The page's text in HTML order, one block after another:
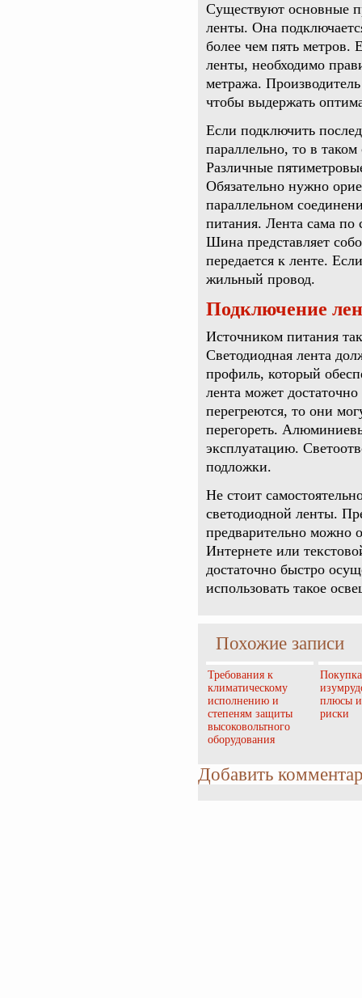
Существуют основные
ленты. Она
более чем пять метров.
ленты, необходимо
метража.
чтобы выдержать
Если подключить
параллельно, то в
Различные
Обязательно нужно
параллельном
питания. Лента сама по
Шина представляет
передается к ленте.
жильный провод.
Подключение
Источником питания
Светодиодная лента
профиль, который
лента может
перегреются, то они
перегореть.
эксплуатацию.
подложки.
Не стоит
светодиодной ленты.
предварительно можно
Интернете или
достаточно быстро
использовать такое
Похожие записи
Требования к
климатическому
исполнению и
степеням защиты
высоковольтного
оборудования
плюсы
риски
Добавить